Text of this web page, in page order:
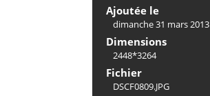
Ajoutée le
dimanche 31 mars 2013
Dimensions
2448*3264
Fichier
DSCF0809.JPG